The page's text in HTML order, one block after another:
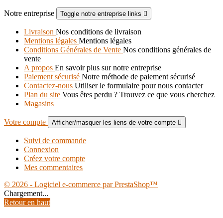
Notre entreprise Toggle notre entreprise links 
Livraison Nos conditions de livraison
Mentions légales Mentions légales
Conditions Générales de Vente Nos conditions générales de
vente
A propos En savoir plus sur notre entreprise
Paiement sécurisé Notre méthode de paiement sécurisé
Contactez-nous Utiliser le formulaire pour nous contacter
Plan du site Vous êtes perdu ? Trouvez ce que vous cherchez
Magasins
Votre compte Afficher/masquer les liens de votre compte 
Suivi de commande
Connexion
Créez votre compte
Mes commentaires
© 2026 - Logiciel e-commerce par PrestaShop™
Chargement...
Retour en haut